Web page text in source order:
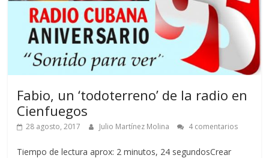
Fabio, un ‘todoterreno’ de la radio en
Cienfuegos
28 agosto, 2017 Julio Martínez Molina 4 comentarios
Tiempo de lectura aprox: 2 minutos, 24 segundosCrear